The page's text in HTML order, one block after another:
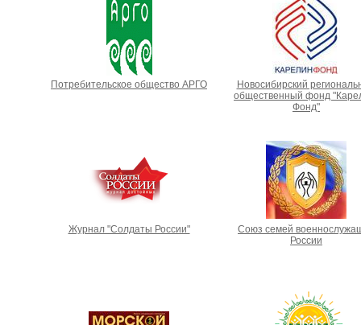
Потребительское общество АРГО
Новосибирский
общественный фонд
Фонд"
Журнал "Солдаты России"
Союз семей
России